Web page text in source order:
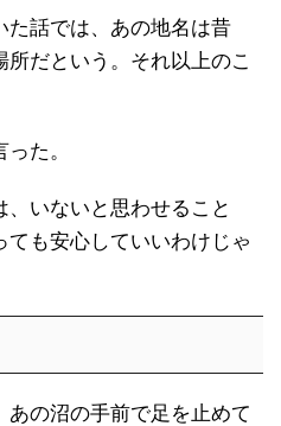
た話では、あの地名は昔
所だという。それ以上のこ
た。
、いないと思わせること
も安心していいわけじゃ
の沼の手前で足を止めて